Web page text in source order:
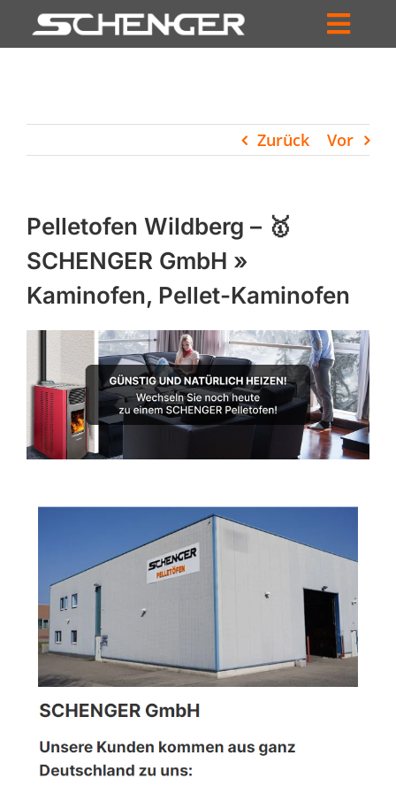
Inhalt
HÄNDLERSUCHE
UNTERNEHMEN
PROFIL
WARENKORB
PRODUCTS
SEARCH
Zurück Vor
Pelletofen Wildberg – 🥇
SCHENGER GmbH »
Kaminofen, Pellet-Kaminofen